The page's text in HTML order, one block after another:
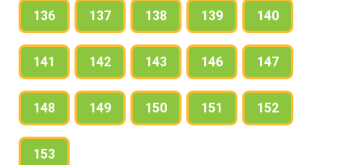
136 137 138 139 140
141 142 143 146 147
148 149 150 151 152
153